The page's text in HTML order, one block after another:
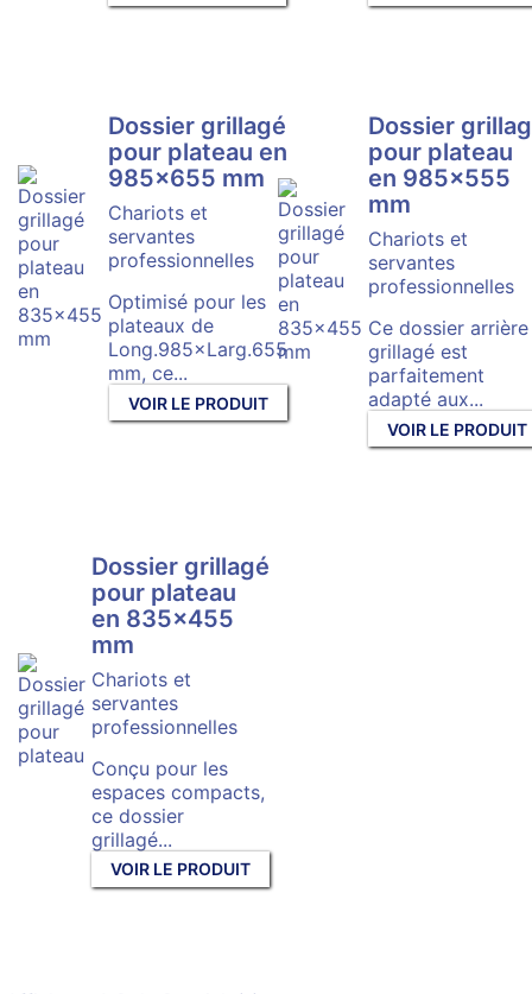
Dossier grillagé
pour plateau en
985×655 mm
Chariots et
servantes
professionnelles
Optimisé pour les
plateaux de
Long.985×Larg.655
mm, ce...
VOIR LE PRODUIT
Dossier
pour plateau
en 985×555
mm
Chariots et
servantes
professionnelles
Ce dossier arrière
grillagé est
parfaitement
adapté aux...
VOIR LE PRODUIT
Dossier grillagé
pour plateau
en 835×455
mm
Chariots et
servantes
professionnelles
Conçu pour les
espaces compacts,
ce dossier
grillagé...
VOIR LE PRODUIT